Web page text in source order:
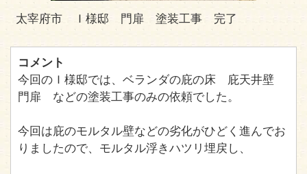
太宰府市 Ｉ様邸 門扉 塗装工事 完了
コメント
今回のＩ様邸では、ベランダの庇の床 庇天井壁
門扉 などの塗装工事のみの依頼でした。
今回は庇のモルタル壁などの劣化がひどく進んでお
りましたので、モルタル浮きハツリ埋戻し、